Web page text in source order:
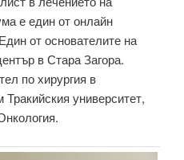
е един от онлайн
от основателите на
в Стара Загора.
по хирургия в
университет,